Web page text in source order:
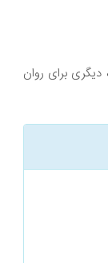
برای روان